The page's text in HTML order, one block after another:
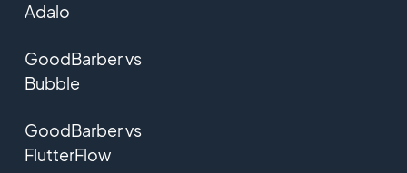
Adalo
GoodBarber vs
Bubble
GoodBarber vs
FlutterFlow